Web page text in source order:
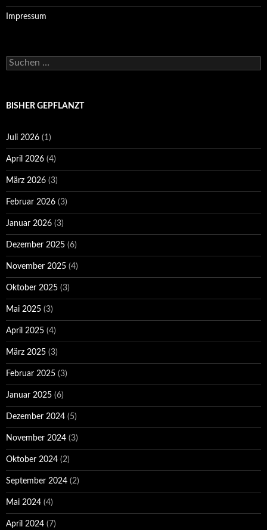
Impressum
Suchen
nach:
BISHER GEPFLANZT
Juli 2026 (1)
April 2026 (4)
März 2026 (3)
Februar 2026 (3)
Januar 2026 (3)
Dezember 2025 (6)
November 2025 (4)
Oktober 2025 (3)
Mai 2025 (3)
April 2025 (4)
März 2025 (3)
Februar 2025 (3)
Januar 2025 (6)
Dezember 2024 (5)
November 2024 (3)
Oktober 2024 (2)
September 2024 (2)
Mai 2024 (4)
April 2024 (7)